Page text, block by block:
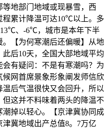
地部门地域或现暴雪，西
程累计降温可达10℃以上。多
、-6℃，城市是本年下半
【为何寒潮后还偏暖】从地
后10天，全国大部地域平均
有疑问：不是有寒潮吗？为
网首席景象形象阐发师信欣
后气温很快又会回升，所以
这并不料味着两头的降温不
掉以轻心。【京津冀协同成
冀地域出产总值8。7万亿